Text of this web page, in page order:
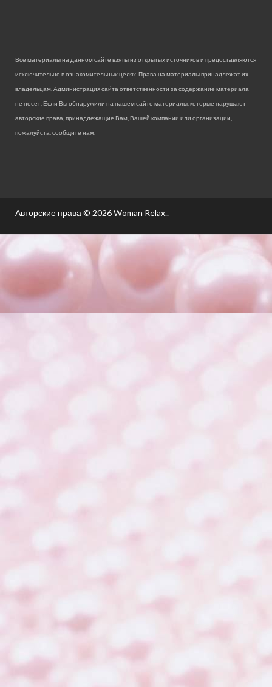
Все материалы на данном сайте взяты из открытых источников и предоставляются
исключительно в ознакомительных целях. Права на материалы принадлежат их
владельцам. Администрация сайта ответственности за содержание материала
не несет. Если Вы обнаружили на нашем сайте материалы, которые нарушают
авторские права, принадлежащие Вам, Вашей компании или организации,
пожалуйста, сообщите нам.
Авторские права © 2026Woman Relax..